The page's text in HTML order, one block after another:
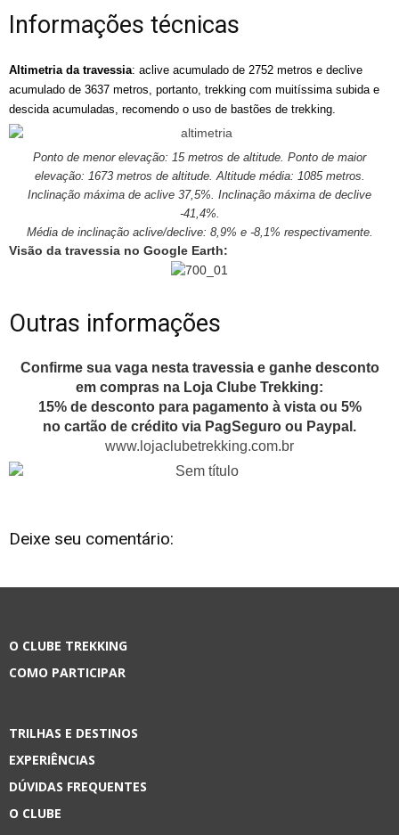
Informações técnicas
Altimetria da travessia: aclive acumulado de 2752 metros e declive
acumulado de 3637 metros, portanto, trekking com muitíssima subida e
descida acumuladas, recomendo o uso de bastões de trekking.
Ponto de menor elevação: 15 metros de altitude. Ponto de maior
elevação: 1673 metros de altitude. Altitude média: 1085 metros.
Inclinação máxima de aclive 37,5%. Inclinação máxima de declive
-41,4%.
Média de inclinação aclive/declive: 8,9% e -8,1% respectivamente.
Visão da travessia no Google Earth:
Outras informações
Confirme sua vaga nesta travessia e ganhe desconto
em compras na Loja Clube Trekking:
15% de desconto para pagamento à vista ou 5%
no cartão de crédito via PagSeguro ou Paypal.
www.lojaclubetrekking.com.br
Deixe seu comentário:
O CLUBE TREKKING
COMO PARTICIPAR
TRILHAS E DESTINOS
EXPERIÊNCIAS
DÚVIDAS FREQUENTES
O CLUBE